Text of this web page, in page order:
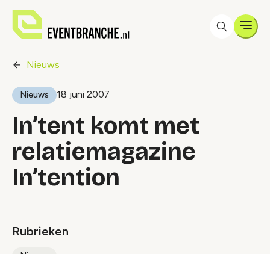
Nieuws
Nieuws 18 juni 2007
In’tent komt met
relatiemagazine
In’tention
Rubrieken